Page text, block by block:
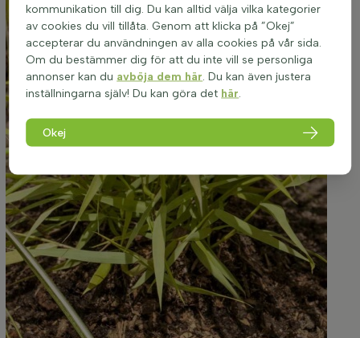
kommunikation till dig. Du kan alltid välja vilka kategorier
av cookies du vill tillåta. Genom att klicka på ”Okej”
accepterar du användningen av alla cookies på vår sida.
Om du bestämmer dig för att du inte vill se personliga
annonser kan du avböja dem här. Du kan även justera
inställningarna själv! Du kan göra det här.
Okej